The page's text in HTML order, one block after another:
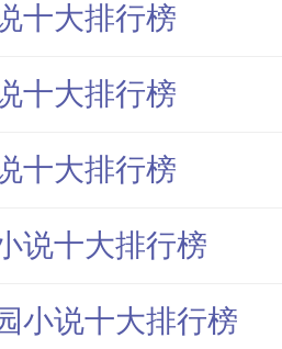
十大排行榜
十大排行榜
十大排行榜
说十大排行榜
小说十大排行榜